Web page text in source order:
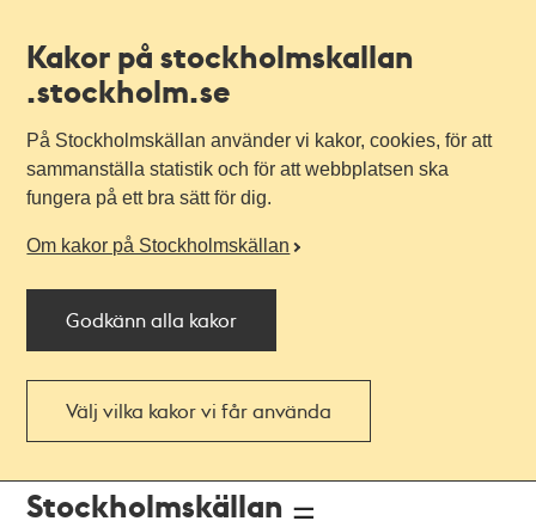
Kakor på stockholmskallan
.stockholm.se
På Stockholmskällan använder vi kakor, cookies, för att
sammanställa statistik och för att webbplatsen ska
fungera på ett bra sätt för dig.
Om kakor på Stockholmskällan
Godkänn alla kakor
Välj vilka kakor vi får använda
Stockholmskällan